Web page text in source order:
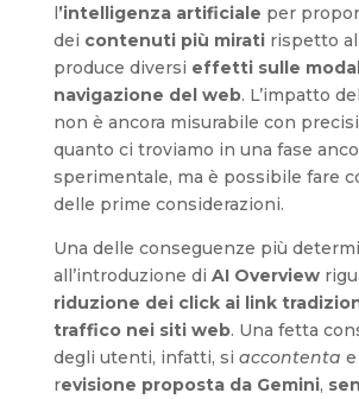
l’intelligenza artificiale per
dei contenuti più miratirispetto
produce diversi effetti sulle
navigazione del web. L’impatto
non è ancora misurabile con
quanto ci troviamo in una fase
sperimentale, ma è possibile fare
delle prime considerazioni.
Una delle conseguenze più
all’introduzione di AI Overview
riduzione dei click ai link
traffico nei siti web. Una fetta
degli utenti, infatti, si accontenta
revisione proposta da Gemini,